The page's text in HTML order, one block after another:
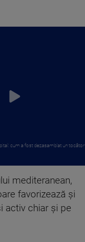
cum a fost dezasamblat un tocător
mediteranean,
favorizează și
activ chiar și pe